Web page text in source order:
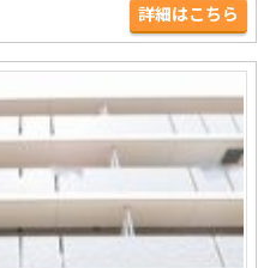
詳細はこちら